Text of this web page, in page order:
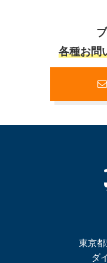
各種お問
東京
ダ